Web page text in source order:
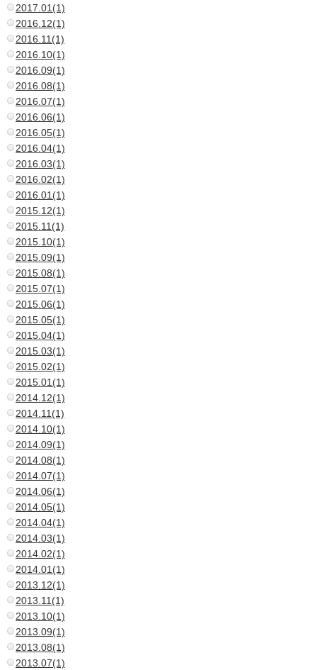
2017.01(1)
2016.12(1)
2016.11(1)
2016.10(1)
2016.09(1)
2016.08(1)
2016.07(1)
2016.06(1)
2016.05(1)
2016.04(1)
2016.03(1)
2016.02(1)
2016.01(1)
2015.12(1)
2015.11(1)
2015.10(1)
2015.09(1)
2015.08(1)
2015.07(1)
2015.06(1)
2015.05(1)
2015.04(1)
2015.03(1)
2015.02(1)
2015.01(1)
2014.12(1)
2014.11(1)
2014.10(1)
2014.09(1)
2014.08(1)
2014.07(1)
2014.06(1)
2014.05(1)
2014.04(1)
2014.03(1)
2014.02(1)
2014.01(1)
2013.12(1)
2013.11(1)
2013.10(1)
2013.09(1)
2013.08(1)
2013.07(1)